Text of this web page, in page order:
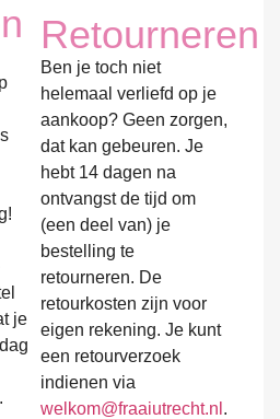
je
Retourneren
Ben je toch niet
helemaal verliefd op je
aankoop? Geen zorgen,
dat kan gebeuren. Je
hebt 14 dagen na
ontvangst de tijd om
(een deel van) je
bestelling te
retourneren. De
retourkosten zijn voor
eigen rekening. Je kunt
een retourverzoek
indienen via
welkom@fraaiutrecht.nl .